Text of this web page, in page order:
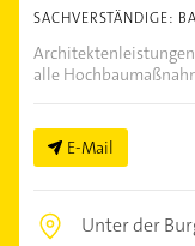
SACHVERSTÄNDIGE:
alle
E-Mail
Unter der